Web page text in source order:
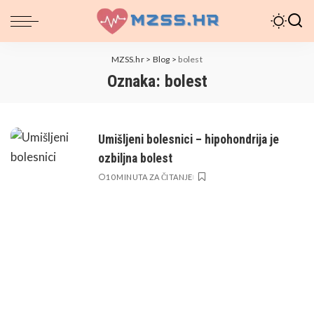
MZSS.hr> Blog > bolest
Oznaka: bolest
Umišljeni bolesnici – hipohondrija je
ozbiljna bolest
10 MINUTA ZA ČITANJE